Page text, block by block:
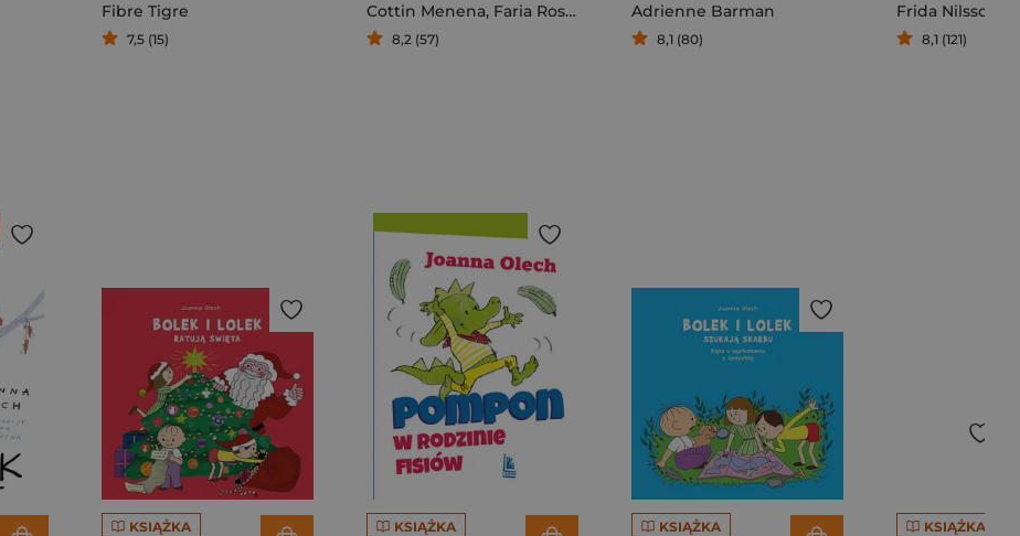
Fibre Tigre
7,5 (15)
Cottin Menena, Faria Rosana
8,2 (57)
Adrienne Barman
8,1 (80)
Frida Nilsson
8,1 (121)
KSIĄŻKA KSIĄŻKA KSIĄŻKA KSIĄŻKA